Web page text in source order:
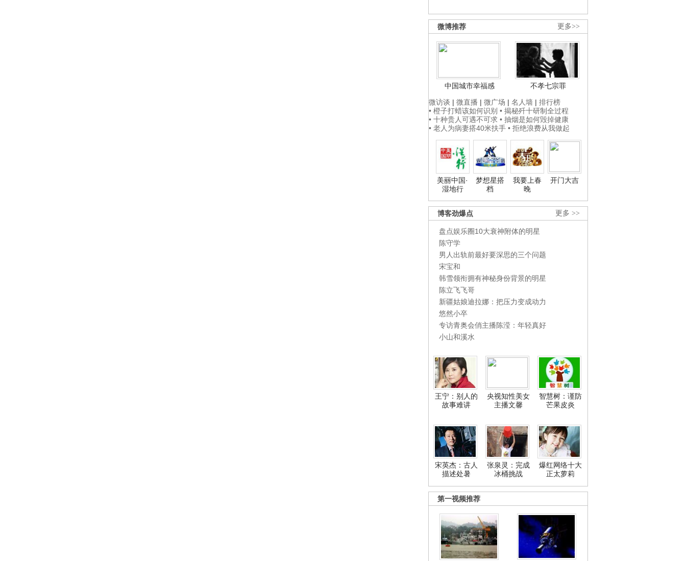
更多>>
微博推荐
中国城市幸福感
不孝七宗罪
微访谈 | 微直播 | 微广场 | 名人墙 | 排行榜
• 橙子打蜡该如何识别 • 揭秘歼十研制全过程
• 十种贵人可遇不可求 • 抽烟是如何毁掉健康
• 老人为病妻搭40米扶手 • 拒绝浪费从我做起
美丽中国·
湿地行
梦想星搭
档
我要上春
晚
开门大吉
更多 >>
博客劲爆点
盘点娱乐圈10大衰神附体的明星
陈守学
男人出轨前最好要深思的三个问题
宋宝和
韩雪领衔拥有神秘身份背景的明星
陈立飞飞哥
新疆姑娘迪拉娜：把压力变成动力
悠然小卒
专访青奥会俏主播陈滢：年轻真好
小山和溪水
王宁：别人的
故事难讲
央视知性美女
主播文馨
智慧树：谨防
芒果皮炎
宋英杰：古人
描述处暑
张泉灵：完成
冰桶挑战
爆红网络十大
正太萝莉
第一视频推荐